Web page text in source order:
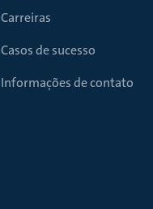
Carreiras
Casos de sucesso
Informações de contato